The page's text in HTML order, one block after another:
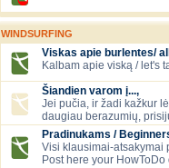
WINDSURFING
Viskas apie burlentes/
Kalbam apie viską / let's
Šiandien varom į...,
Jei pučia, ir žadi kažkur
daugiau berazumių,
Pradinukams /
Visi klausimai-atsakymai
Post here your